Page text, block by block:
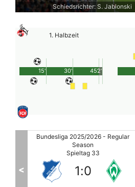
Schiedsrichter: S. Jablonski
1. Halbzeit
45'
15' 30' 2'
Bundesliga 2025/2026 - Regular
Season
Spieltag 33
3:1
<